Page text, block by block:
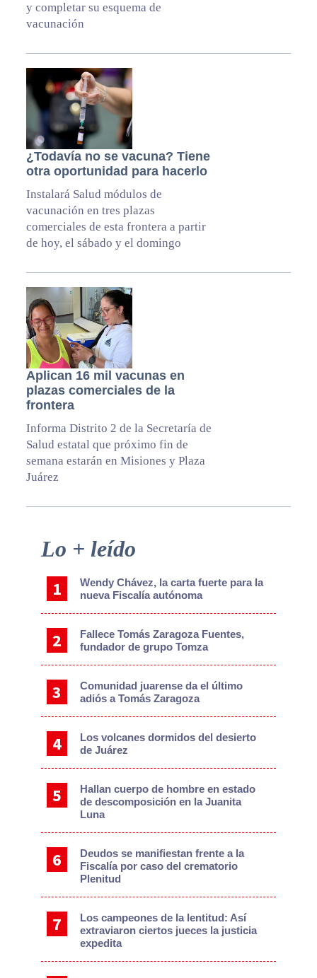
y completar su esquema de
vacunación
¿Todavía no se vacuna? Tiene
otra oportunidad para hacerlo
Instalará Salud módulos de
vacunación en tres plazas
comerciales de esta frontera a partir
de hoy, el sábado y el domingo
Aplican 16 mil vacunas en
plazas comerciales de la
frontera
Informa Distrito 2 de la Secretaría de
Salud estatal que próximo fin de
semana estarán en Misiones y Plaza
Juárez
Primary
Lo + leído
Wendy Chávez, la carta fuerte para la
nueva Fiscalía autónoma
Fallece Tomás Zaragoza Fuentes,
fundador de grupo Tomza
Comunidad juarense da el último
adiós a Tomás Zaragoza
Los volcanes dormidos del desierto
de Juárez
Hallan cuerpo de hombre en estado
de descomposición en la Juanita
Luna
Deudos se manifiestan frente a la
Fiscalía por caso del crematorio
Plenitud
Los campeones de la lentitud: Así
extraviaron ciertos jueces la justicia
expedita